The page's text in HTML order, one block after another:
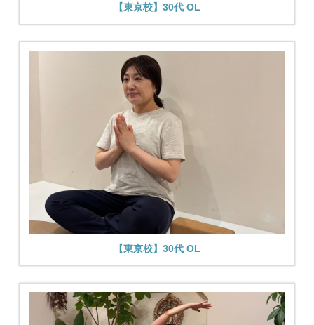
【東京校】30代 OL
【東京校】30代 OL